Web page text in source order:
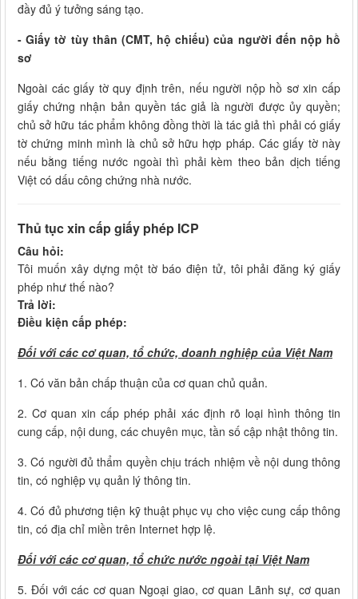
đầy đủ ý tưởng sáng tạo.
- Giấy tờ tùy thân (CMT, hộ chiếu) của người đến nộp hồ
sơ
Ngoài các giấy tờ quy định trên, nếu người nộp hồ sơ xin cấp
giấy chứng nhận bản quyền tác giả là người được ủy quyền;
chủ sở hữu tác phẩm không đồng thời là tác giả thì phải có giấy
tờ chứng minh mình là chủ sở hữu hợp pháp. Các giấy tờ này
nếu bằng tiếng nước ngoài thì phải kèm theo bản dịch tiếng
Việt có dấu công chứng nhà nước.
Thủ tục xin cấp giấy phép ICP
Câu hỏi:
Tôi muốn xây dựng một tờ báo điện tử, tôi phải đăng ký giấy
phép như thế nào?
Trả lời:
Điều kiện cấp phép:
Đối với các cơ quan, tổ chức, doanh nghiệp của Việt Nam
1. Có văn bản chấp thuận của cơ quan chủ quản.
2. Cơ quan xin cấp phép phải xác định rõ loại hình thông tin
cung cấp, nội dung, các chuyên mục, tần số cập nhật thông tin.
3. Có người đủ thẩm quyền chịu trách nhiệm về nội dung thông
tin, có nghiệp vụ quản lý thông tin.
4. Có đủ phương tiện kỹ thuật phục vụ cho việc cung cấp thông
tin, có địa chỉ miền trên Internet hợp lệ.
Đối với các cơ quan, tổ chức nước ngoài tại Việt Nam
5. Đối với các cơ quan Ngoại giao, cơ quan Lãnh sự, cơ quan